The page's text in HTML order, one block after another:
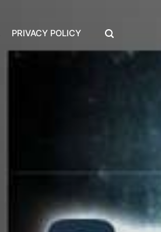
PRIVACY POLICY